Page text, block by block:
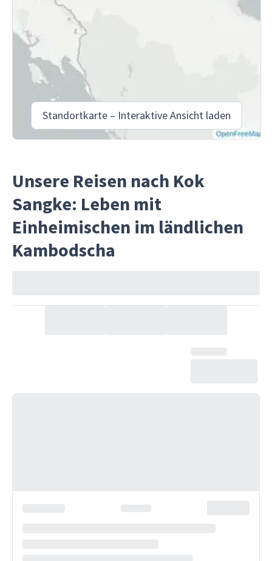
Standortkarte – Interaktive Ansicht laden
Unsere Reisen nach Kok
Sangke: Leben mit
Einheimischen im ländlichen
Kambodscha